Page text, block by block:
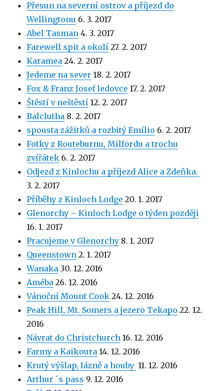
Přesun na severní ostrov a příjezd do
Wellingtonu 6. 3. 2017
Abel Tasman 4. 3. 2017
Farewell spit a okolí 27. 2. 2017
Karamea 24. 2. 2017
Jedeme na sever 18. 2. 2017
Fox & Franz Josef ledovce 17. 2. 2017
Štěstí v neštěstí 12. 2. 2017
Balclutha 8. 2. 2017
spousta zážitků a rozbitý Emílio 6. 2. 2017
Fotky z Routeburnu, Milfordu a trochu
zvířátek 6. 2. 2017
Odjezd z Kinlochu a příjezd Alice a Zdeňka.
3. 2. 2017
Příběhy z Kinloch Lodge 20. 1. 2017
Glenorchy – Kinloch Lodge o týden později
16. 1. 2017
Pracujeme v Glenorchy 8. 1. 2017
Queenstown 2. 1. 2017
Wanaka 30. 12. 2016
Améba 26. 12. 2016
Vánoční Mount Cook 24. 12. 2016
Peak Hill, Mt. Somers a jezero Tekapo 22. 12.
2016
Návrat do Christchurch 16. 12. 2016
Farmy a Kaikoura 14. 12. 2016
Krutý výšlap, lázně a houby 11. 12. 2016
Arthur ´s pass 9. 12. 2016